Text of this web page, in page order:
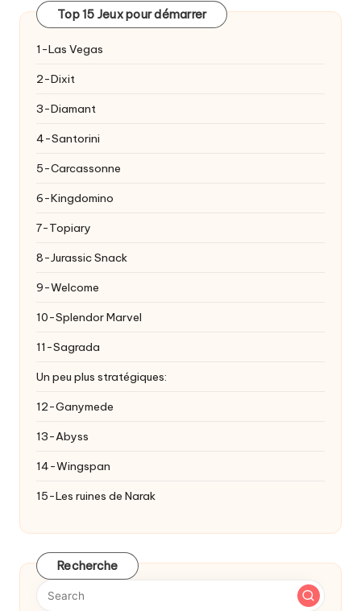
Top 15 Jeux pour démarrer
1-Las Vegas
2-Dixit
3-Diamant
4-Santorini
5-Carcassonne
6-Kingdomino
7-Topiary
8-Jurassic Snack
9-Welcome
10-Splendor Marvel
11-Sagrada
Un peu plus stratégiques:
12-Ganymede
13-Abyss
14-Wingspan
15-Les ruines de Narak
Recherche